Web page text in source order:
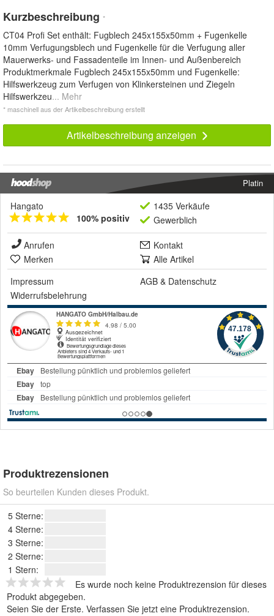
Kurzbeschreibung *
CT04 Profi Set enthält: Fugblech 245x155x50mm + Fugenkelle
10mm Verfugungsblech und Fugenkelle für die Verfugung aller
Mauerwerks- und Fassadenteile im Innen- und Außenbereich
Produktmerkmale Fugblech 245x155x50mm und Fugenkelle:
Hilfswerkzeug zum Verfugen von Klinkersteinen und Ziegeln
Hilfswerkzeu... Mehr
* maschinell aus der Artikelbeschreibung erstellt
Artikelbeschreibung anzeigen
Platin
Hangato
100% positiv
1435 Verkäufe
Gewerblich
Anrufen
Kontakt
Merken
Alle Artikel
Impressum
AGB & Datenschutz
Widerrufsbelehrung
Produktrezensionen
So beurteilen Kunden dieses Produkt.
5 Sterne:
4 Sterne:
3 Sterne:
2 Sterne:
1 Stern:
Es wurde noch keine Produktrezension für dieses
Produkt abgegeben.
Seien Sie der Erste. Verfassen Sie jetzt eine Produktrezension.